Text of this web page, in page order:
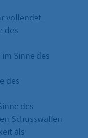
vollendet.
des
Sinne des
des
des
Schusswaffen
als